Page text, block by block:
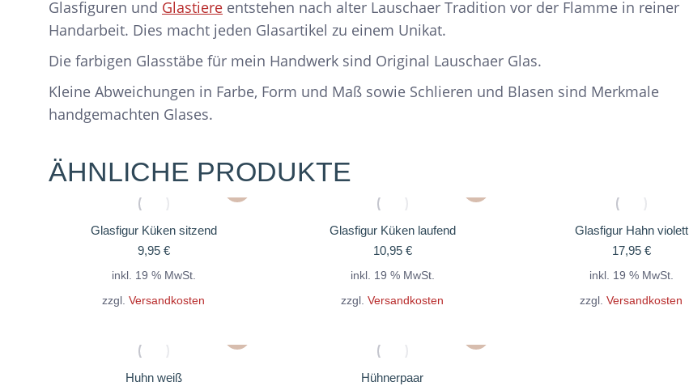
Glasfiguren und Glastiere entstehen nach alter Lauschaer Tradition vor der Flamme in reiner
Handarbeit. Dies macht jeden Glasartikel zu einem Unikat.
Die farbigen Glasstäbe für mein Handwerk sind Original Lauschaer Glas.
Kleine Abweichungen in Farbe, Form und Maß sowie Schlieren und Blasen sind Merkmale
handgemachten Glases.
ÄHNLICHE PRODUKTE
Glasfigur Küken sitzend
9,95 €
inkl. 19 % MwSt.
zzgl. Versandkosten
Glasfigur Küken laufend
10,95 €
inkl. 19 % MwSt.
zzgl. Versandkosten
Glasfigur Hahn violett
17,95 €
inkl. 19 % MwSt.
zzgl. Versandkosten
Huhn weiß
Hühnerpaar